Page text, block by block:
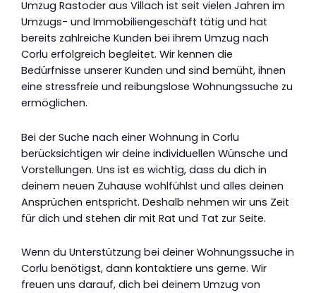
Umzug Rastoder aus Villach ist seit vielen Jahren im
Umzugs- und Immobiliengeschäft tätig und hat
bereits zahlreiche Kunden bei ihrem Umzug nach
Corlu erfolgreich begleitet. Wir kennen die
Bedürfnisse unserer Kunden und sind bemüht, ihnen
eine stressfreie und reibungslose Wohnungssuche zu
ermöglichen.
Bei der Suche nach einer Wohnung in Corlu
berücksichtigen wir deine individuellen Wünsche und
Vorstellungen. Uns ist es wichtig, dass du dich in
deinem neuen Zuhause wohlfühlst und alles deinen
Ansprüchen entspricht. Deshalb nehmen wir uns Zeit
für dich und stehen dir mit Rat und Tat zur Seite.
Wenn du Unterstützung bei deiner Wohnungssuche in
Corlu benötigst, dann kontaktiere uns gerne. Wir
freuen uns darauf, dich bei deinem Umzug von